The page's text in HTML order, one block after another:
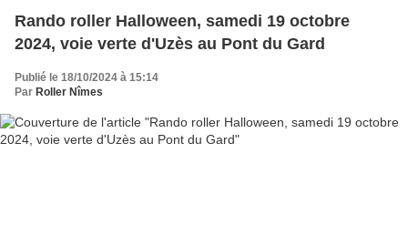
Rando roller Halloween, samedi 19 octobre
2024, voie verte d'Uzès au Pont du Gard
Publié le 18/10/2024 à 15:14
Par Roller Nîmes